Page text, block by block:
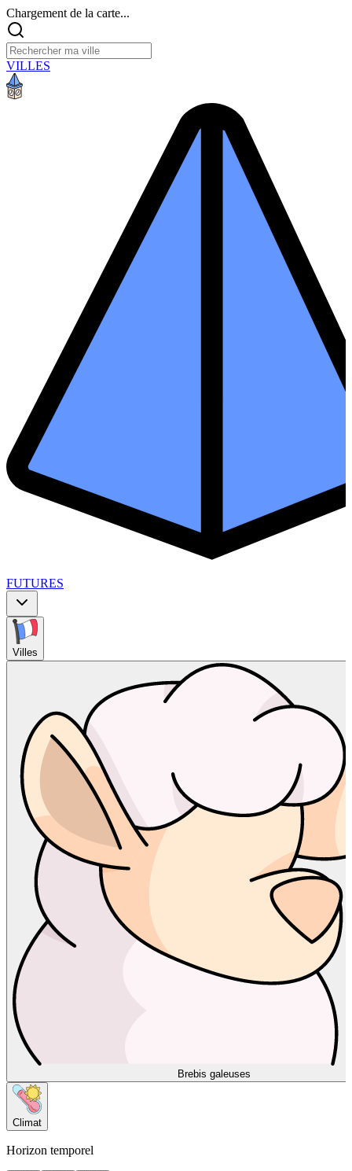
Chargement de la carte...
VILLES
FUTURES
Villes
Brebis galeuses
Climat
Horizon temporel